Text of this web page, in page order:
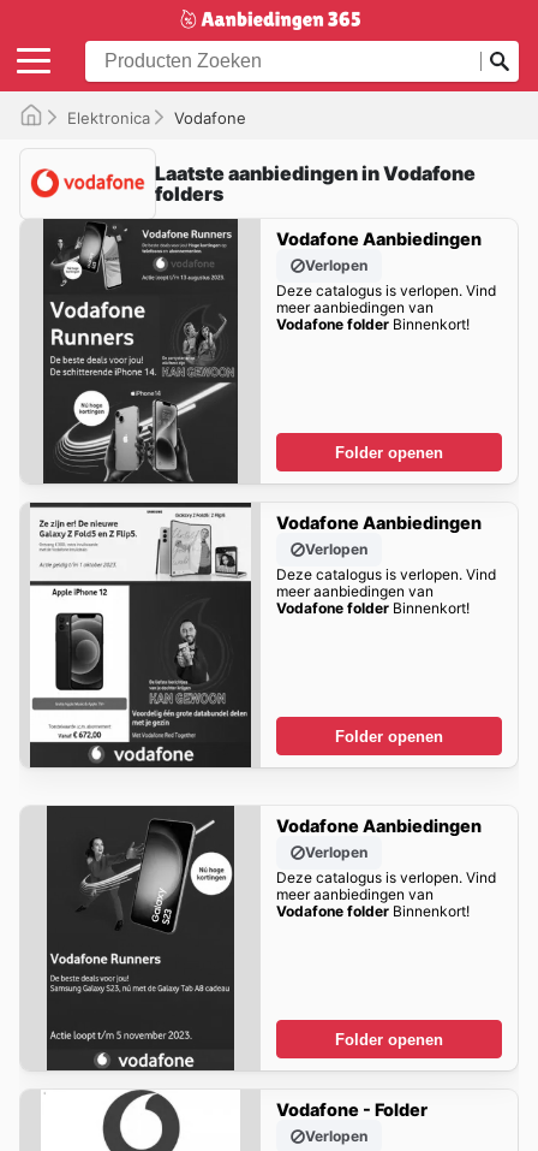
Elektronica Vodafone
Laatste aanbiedingen in Vodafone
folders
Vodafone Aanbiedingen
Verlopen
Deze catalogus is verlopen. Vind
meer aanbiedingen van
Vodafone folderBinnenkort!
Folder openen
Vodafone Aanbiedingen
Verlopen
Deze catalogus is verlopen. Vind
meer aanbiedingen van
Vodafone folderBinnenkort!
Folder openen
Vodafone Aanbiedingen
Verlopen
Deze catalogus is verlopen. Vind
meer aanbiedingen van
Vodafone folderBinnenkort!
Folder openen
Vodafone - Folder
Verlopen